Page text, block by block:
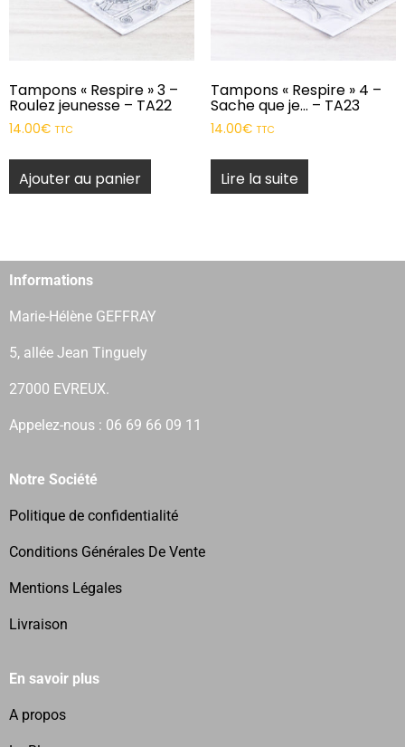
Tampons « Respire » 3 –
Roulez jeunesse – TA22
14.00€ TTC
Ajouter au panier
Tampons « Respire » 4 –
Sache que je… – TA23
14.00€ TTC
Lire la suite
Informations
Marie-Hélène GEFFRAY
5, allée Jean Tinguely
27000 EVREUX.
Appelez-nous : 06 69 66 09 11
Notre Société
Politique de confidentialité
Conditions Générales De Vente
Mentions Légales
Livraison
En savoir plus
A propos